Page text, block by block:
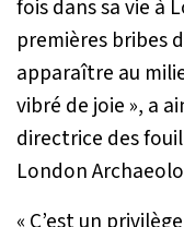
fois dans sa vie à
premières bribes
apparaître au
vibré de joie », a
directrice des
London